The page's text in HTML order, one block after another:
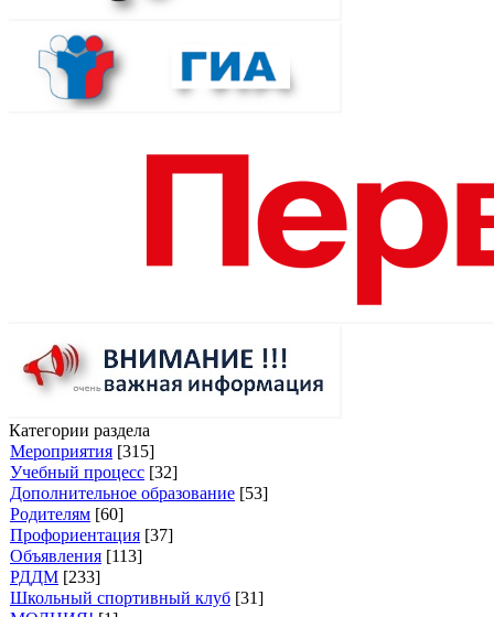
Категории раздела
Мероприятия [315]
Учебный процесс [32]
Дополнительное образование [53]
Родителям [60]
Профориентация [37]
Объявления [113]
РДДМ [233]
Школьный спортивный клуб [31]